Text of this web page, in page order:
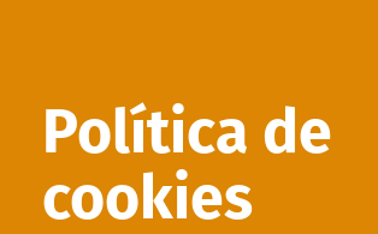
Política de
cookies